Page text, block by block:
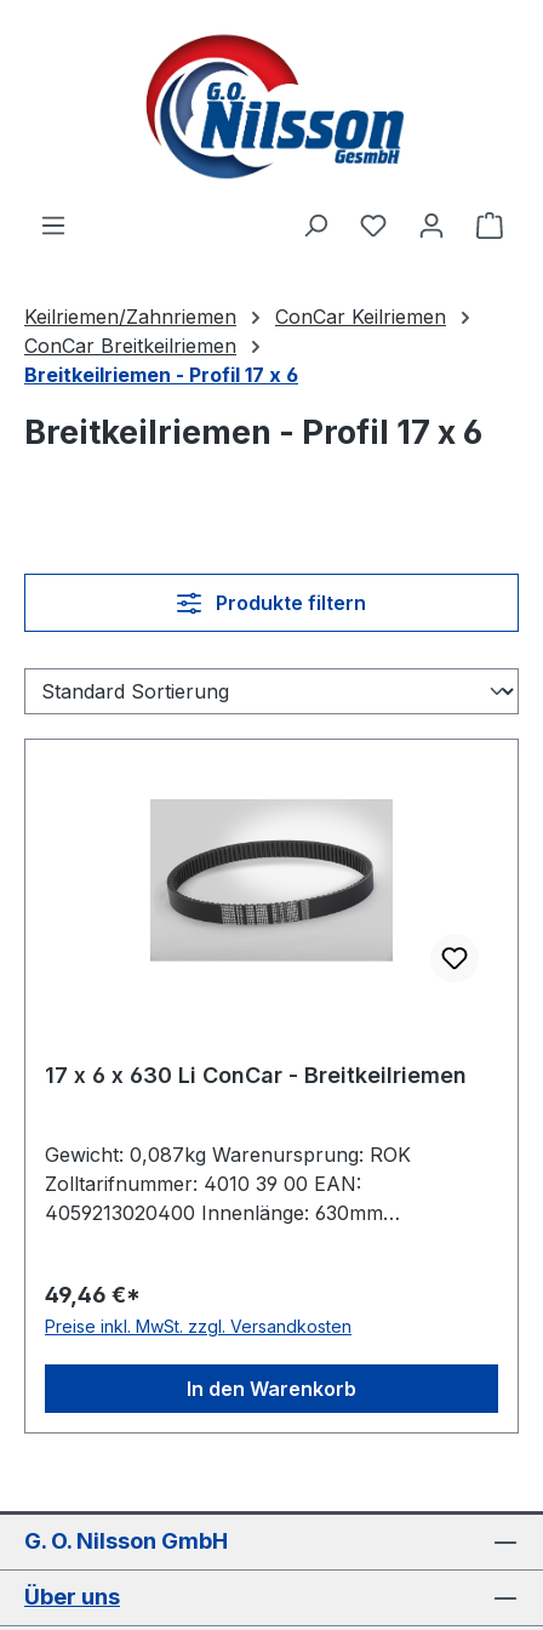
Zum Hauptinhalt springen
Keilriemen/Zahnriemen
ConCar Keilriemen
ConCar Breitkeilriemen
Breitkeilriemen - Profil 17 x 6
Breitkeilriemen - Profil 17 x 6
Produkte filtern
17 x 6 x 630 Li ConCar - Breitkeilriemen
Gewicht: 0,087kg Warenursprung: ROK
Zolltarifnummer: 4010 39 00 EAN:
4059213020400 Innenlänge: 630mm
antistatisch: ja Norm: DIN 7719 / ISO 1604 Breite:
17mm Höhe: 6mm Winkel: 28° Material:
49,46 €*
Preise inkl. MwSt. zzgl. Versandkosten
In den Warenkorb
G. O. Nilsson GmbH
Über uns